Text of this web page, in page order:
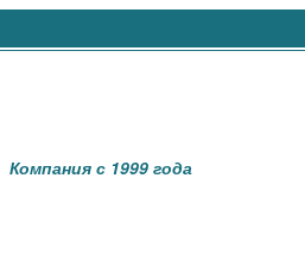
Компания с 1999 года